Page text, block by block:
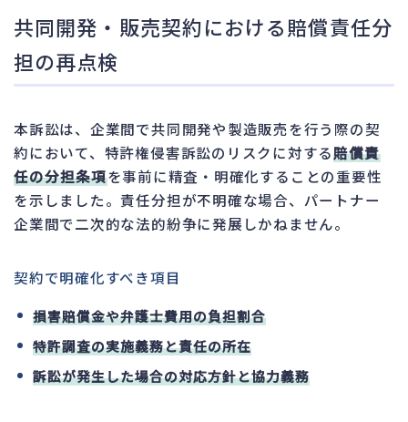
共同開発・販売契約における賠償責任分
担の再点検
本訴訟は、企業間で共同開発や製造販売を行う際の契
約において、特許権侵害訴訟のリスクに対する賠償責
任の分担条項を事前に精査・明確化することの重要性
を示しました。責任分担が不明確な場合、パートナー
企業間で二次的な法的紛争に発展しかねません。
契約で明確化すべき項目
損害賠償金や弁護士費用の負担割合
特許調査の実施義務と責任の所在
訴訟が発生した場合の対応方針と協力義務